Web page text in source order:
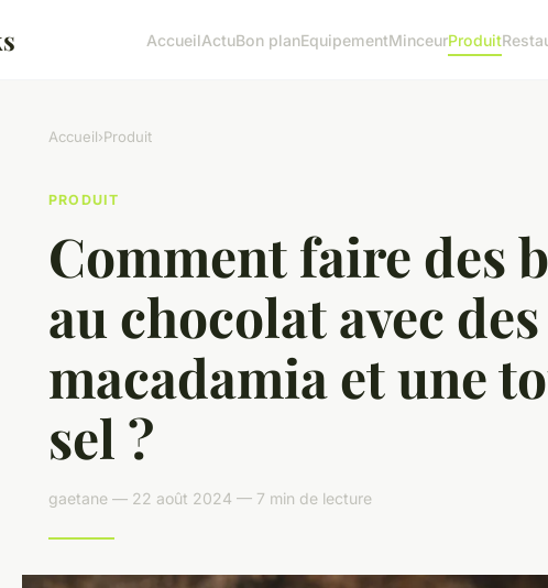
AccueilActuBon planEquipementMinceurProduit
Accueil›Produit
PRODUIT
Comment faire des
au chocolat avec
macadamia et une
sel ?
gaetane — 22 août 2024 — 7 min de lecture